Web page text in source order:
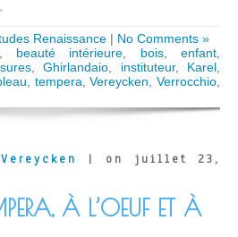
Renaissance | No Comments »
beauté intérieure, bois,enfant,
,Ghirlandaio, instituteur, Karel,
, tempera,Vereycken,Verrocchio,
| on juillet 23,
À L’OEUF ET À